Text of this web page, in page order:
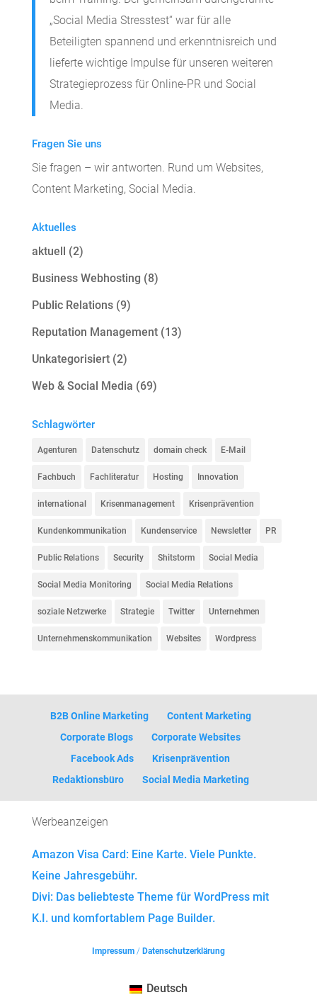
„Social Media Stresstest“ war für alle
Beteiligten spannend und erkenntnisreich und
lieferte wichtige Impulse für unseren weiteren
Strategieprozess für Online-PR und Social
Media.
Fragen Sie uns
Sie fragen – wir antworten. Rund um Websites,
Content Marketing, Social Media.
Aktuelles
aktuell (2)
Business Webhosting (8)
Public Relations(9)
Reputation Management(13)
Unkategorisiert(2)
Web & Social Media (69)
Schlagwörter
Agenturen Datenschutz domain check E-Mail
Fachbuch Fachliteratur Hosting Innovation
international Krisenmanagement Krisenprävention
Kundenkommunikation Kundenservice Newsletter PR
Public Relations Security Shitstorm Social Media
Social Media Monitoring Social Media Relations
soziale Netzwerke Strategie Twitter Unternehmen
Unternehmenskommunikation Websites Wordpress
B2B Online Marketing
Content Marketing
Corporate Blogs
Corporate Websites
Facebook Ads
Krisenprävention
Redaktionsbüro
Social Media Marketing
Werbeanzeigen
Amazon Visa Card: Eine Karte. Viele Punkte.
Keine Jahresgebühr.
Divi: Das beliebteste Theme für WordPress mit
K.I. und komfortablem Page Builder.
Impressum/ Datenschutzerklärung
Deutsch